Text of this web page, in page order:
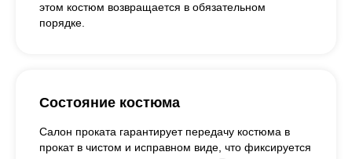
этом костюм возвращается в обязательном
порядке.
Состояние костюма
Салон проката гарантирует передачу костюма в
прокат в чистом и исправном виде, что фиксируется